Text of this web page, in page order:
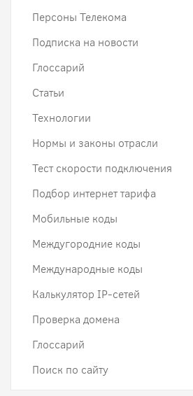
Персоны Телекома
Подписка на новости
Глоссарий
Статьи
Технологии
Нормы и законы отрасли
Тест скорости подключения
Подбор интернет тарифа
Мобильные коды
Междугородние коды
Международные коды
Калькулятор IP-сетей
Проверка домена
Глоссарий
Поиск по сайту